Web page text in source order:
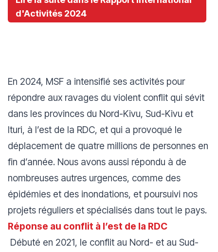
d'Activités 2024
En 2024, MSF a intensifié ses activités pour
répondre aux ravages du violent conflit qui sévit
dans les provinces du Nord-Kivu, Sud-Kivu et
Ituri, à l’est de la RDC, et qui a provoqué le
déplacement de quatre millions de personnes en
fin d’année. Nous avons aussi répondu à de
nombreuses autres urgences, comme des
épidémies et des inondations, et poursuivi nos
projets réguliers et spécialisés dans tout le pays.
Réponse au conflit à l’est de la RDC
Débuté en 2021, le conflit au Nord- et au Sud-